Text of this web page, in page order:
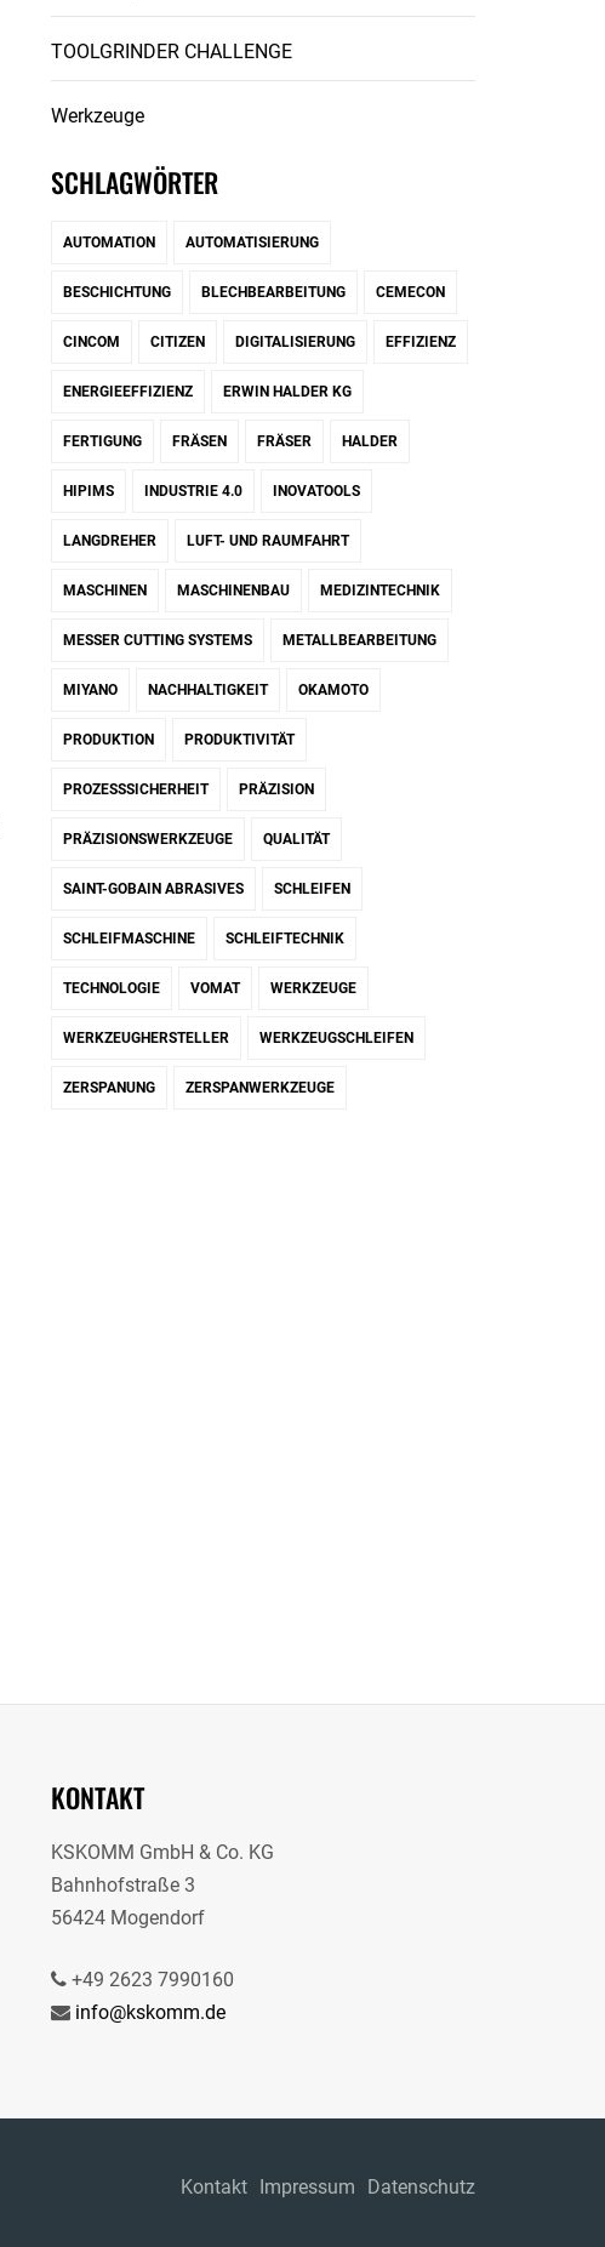
TOOLGRINDER CHALLENGE
Werkzeuge
SCHLAGWÖRTER
AUTOMATION AUTOMATISIERUNG
BESCHICHTUNG BLECHBEARBEITUNG CEMECON
CINCOM CITIZEN DIGITALISIERUNG EFFIZIENZ
ENERGIEEFFIZIENZ ERWIN HALDER KG
FERTIGUNG FRÄSEN FRÄSER HALDER
HIPIMS INDUSTRIE 4.0 INOVATOOLS
LANGDREHER LUFT- UND RAUMFAHRT
MASCHINEN MASCHINENBAU MEDIZINTECHNIK
MESSER CUTTING SYSTEMS METALLBEARBEITUNG
MIYANO NACHHALTIGKEIT OKAMOTO
PRODUKTION PRODUKTIVITÄT
PROZESSSICHERHEIT PRÄZISION
PRÄZISIONSWERKZEUGE QUALITÄT
SAINT-GOBAIN ABRASIVES SCHLEIFEN
SCHLEIFMASCHINE SCHLEIFTECHNIK
TECHNOLOGIE VOMAT WERKZEUGE
WERKZEUGHERSTELLER WERKZEUGSCHLEIFEN
ZERSPANUNG ZERSPANWERKZEUGE
KONTAKT
KSKOMM GmbH & Co. KG
Bahnhofstraße 3
56424 Mogendorf
+49 2623 7990160
info@kskomm.de
Kontakt Impressum Datenschutz